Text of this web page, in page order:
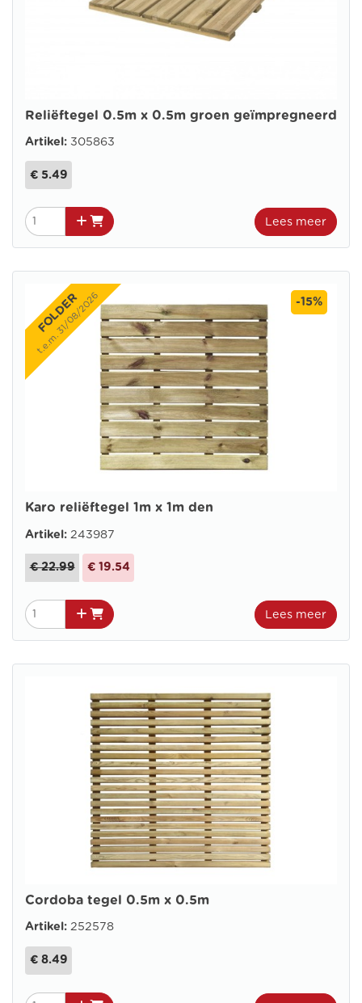
Reliëftegel 0.5m x 0.5m groen geïmpregneerd
Artikel: 305863
€ 5.49
Lees meer
FOLDER
t.e.m. 31/08/2026 -15%
Karo reliëftegel 1m x 1m den
Artikel: 243987
€ 22.99 € 19.54
Lees meer
Cordoba tegel 0.5m x 0.5m
Artikel: 252578
€ 8.49